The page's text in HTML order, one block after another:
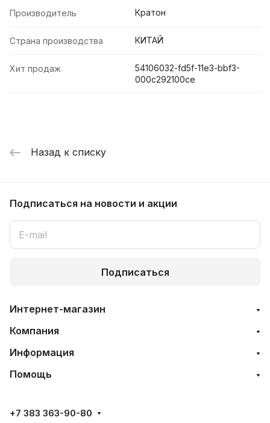
Производитель Кратон
Страна производства КИТАЙ
Хит продаж
54106032-fd5f-11e3-bbf3-
000c292100ce
Назад к списку
Подписаться на новости и акции
Подписаться
Интернет-магазин
Компания
Информация
Помощь
+7 383 363-90-80